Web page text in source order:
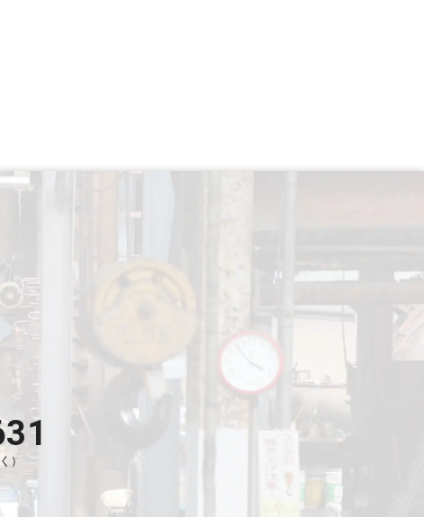
）